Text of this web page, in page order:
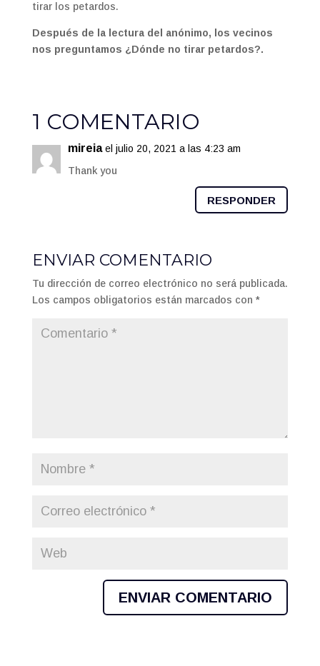
tirar los petardos.
Después de la lectura del anónimo, los vecinos
nos preguntamos ¿Dónde no tirar petardos?.
1 COMENTARIO
mireia el julio 20, 2021 a las 4:23 am
Thank you
RESPONDER
ENVIAR COMENTARIO
Tu dirección de correo electrónico no será publicada.
Los campos obligatorios están marcados con *